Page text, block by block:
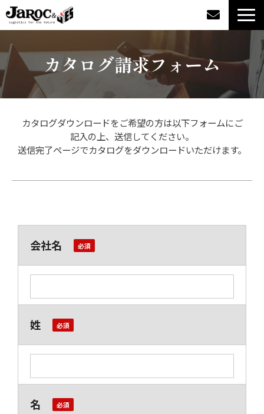
製品情報
導入事例
カタログダウンロード
ジャロックコラム
オンラインショップ
カタログ請求フォーム
カタログダウンロードをご希望の方は以下フォームにご
記入の上、送信してください。
送信完了ページでカタログをダウンロードいただけます。
会社名
姓
名